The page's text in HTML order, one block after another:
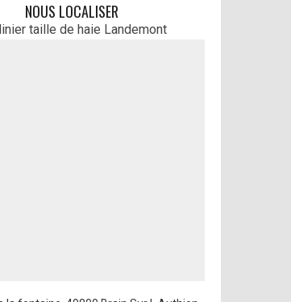
NOUS LOCALISER
taille de haie Landemont